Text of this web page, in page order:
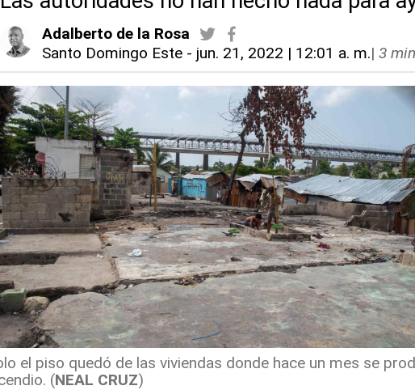
Adalberto de la Rosa
Santo Domingo Este - jun. 21, 2022 | 12:01 a. m.| 3
el piso quedó de las viviendas donde hace un mes se
(NEAL CRUZ)